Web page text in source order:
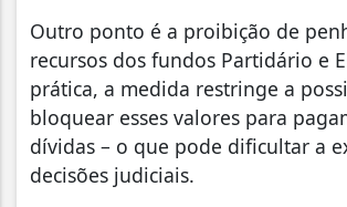
Outro ponto é a proibição de
recursos dos fundos Partidário e
prática, a medida restringe a
bloquear esses valores para
dívidas – o que pode dificultar a
decisões judiciais.